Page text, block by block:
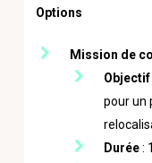
Options
Mission de
Objectif
pour un
Durée: